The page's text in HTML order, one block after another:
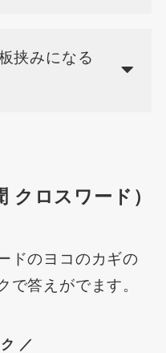
挟みになる
クロスワード）
ドのヨコのカギの
で答えがでます。
／